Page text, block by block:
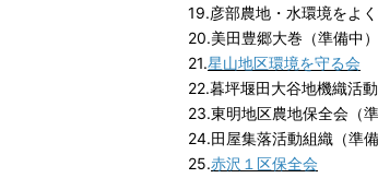
19.彦部農地・水環境をよく
20.美田豊郷大巻（準備中）
21.星山地区環境を守る会
22.暮坪堰田大谷地機織活動
23.東明地区農地保全会（準
24.田屋集落活動組織（準備
25.赤沢１区保全会